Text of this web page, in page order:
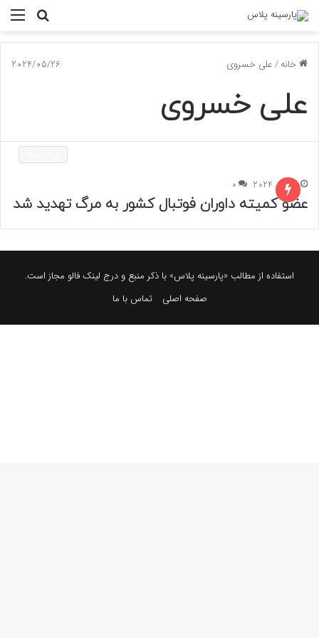
جستجو
خانه/علی خسروی 2024/05/26
علی خسروی
26 می 2024 0
عضو کمیته داوران فوتبال کشور به مرگ تهدید شد
استفاده از مطالب «پارسینه پلاس» با ذکر منبع و درج لینک فالو مجاز است.
صفحه اصلی
تماس با ما